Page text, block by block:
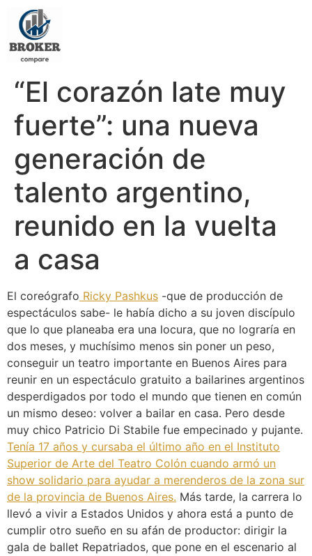
“El corazón late muy
fuerte”: una nueva
generación de
talento argentino,
reunido en la vuelta
a casa
El coreógrafo Ricky Pashkus -que de producción de
espectáculos sabe- le había dicho a su joven discípulo
que lo que planeaba era una locura, que no lograría en
dos meses, y muchísimo menos sin poner un peso,
conseguir un teatro importante en Buenos Aires para
reunir en un espectáculo gratuito a bailarines argentinos
desperdigados por todo el mundo que tienen en común
un mismo deseo: volver a bailar en casa. Pero desde
muy chico Patricio Di Stabile fue empecinado y pujante.
Tenía 17 años y cursaba el último año en el Instituto
Superior de Arte del Teatro Colón cuando armó un
show solidario para ayudar a merenderos de la zona sur
de la provincia de Buenos Aires. Más tarde, la carrera lo
llevó a vivir a Estados Unidos y ahora está a punto de
cumplir otro sueño en su afán de productor: dirigir la
gala de ballet Repatriados, que pone en el escenario al